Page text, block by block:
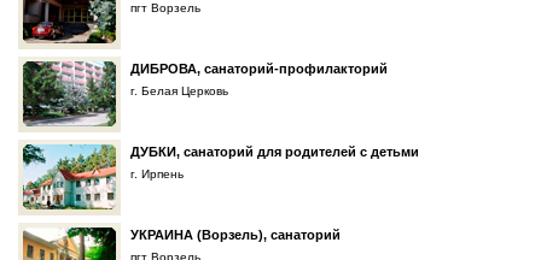
пгт Ворзель
ДИБРОВА, санаторий-профилакторий
г. Белая Церковь
ДУБКИ, санаторий для родителей с детьми
г. Ирпень
УКРАИНА (Ворзель), санаторий
пгт Ворзель